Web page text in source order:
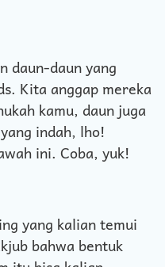
daun-daun yang
Kita anggap mereka
kamu, daun juga
indah, lho!
ini. Coba, yuk!
yang kalian temui
bahwa bentuk